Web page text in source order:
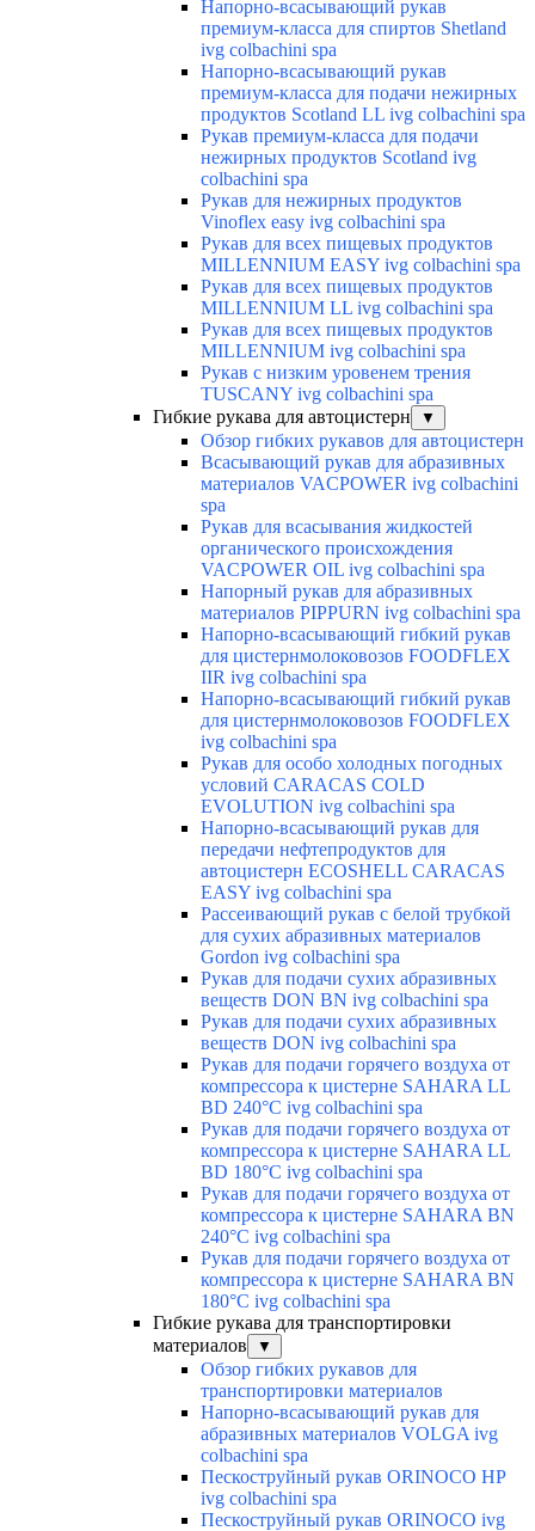
Напорно-всасывающий рукав
премиум-класса для спиртов Shetland
ivg colbachini spa
Напорно-всасывающий рукав
премиум-класса для подачи нежирных
продуктов Scotland LL ivg colbachini spa
Рукав премиум-класса для подачи
нежирных продуктов Scotland ivg
colbachini spa
Рукав для нежирных продуктов
Vinoflex easy ivg colbachini spa
Рукав для всех пищевых продуктов
MILLENNIUM EASY ivg colbachini spa
Рукав для всех пищевых продуктов
MILLENNIUM LL ivg colbachini spa
Рукав для всех пищевых продуктов
MILLENNIUM ivg colbachini spa
Рукав с низким уровенем трения
TUSCANY ivg colbachini spa
Гибкие рукава для автоцистерн
▼
Обзор гибких рукавов для автоцистерн
Всасывающий рукав для абразивных
материалов VACPOWER ivg colbachini
spa
Рукав для всасывания жидкостей
органического происхождения
VACPOWER OIL ivg colbachini spa
Напорный рукав для абразивных
материалов PIPPURN ivg colbachini spa
Напорно-всасывающий гибкий рукав
для цистернмолоковозов FOODFLEX
IIR ivg colbachini spa
Напорно-всасывающий гибкий рукав
для цистернмолоковозов FOODFLEX
ivg colbachini spa
Рукав для особо холодных погодных
условий CARACAS COLD
EVOLUTION ivg colbachini spa
Напорно-всасывающий рукав для
передачи нефтепродуктов для
автоцистерн ECOSHELL CARACAS
EASY ivg colbachini spa
Рассеивающий рукав с белой трубкой
для сухих абразивных материалов
Gordon ivg colbachini spa
Рукав для подачи сухих абразивных
веществ DON BN ivg colbachini spa
Рукав для подачи сухих абразивных
веществ DON ivg colbachini spa
Рукав для подачи горячего воздуха от
компрессора к цистерне SAHARA LL
BD 240°C ivg colbachini spa
Рукав для подачи горячего воздуха от
компрессора к цистерне SAHARA LL
BD 180°C ivg colbachini spa
Рукав для подачи горячего воздуха от
компрессора к цистерне SAHARA BN
240°C ivg colbachini spa
Рукав для подачи горячего воздуха от
компрессора к цистерне SAHARA BN
180°C ivg colbachini spa
Гибкие рукава для транспортировки
материалов
▼
Обзор гибких рукавов для
транспортировки материалов
Напорно-всасывающий рукав для
абразивных материалов VOLGA ivg
colbachini spa
Пескоструйный рукав ORINOCO HP
ivg colbachini spa
Пескоструйный рукав ORINOCO ivg